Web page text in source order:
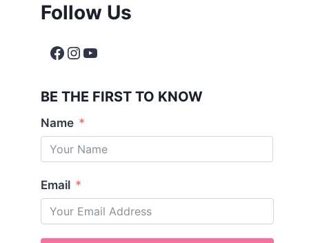
Follow Us
BE THE FIRST TO KNOW
Name
Email